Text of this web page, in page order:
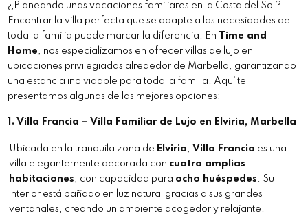
¿Planeando unas vacaciones familiares en la Costa del Sol?
Encontrar la villa perfecta que se adapte a las necesidades de
toda la familia puede marcar la diferencia. En
Time and
Home, nos especializamos en ofrecer villas de lujo en
ubicaciones privilegiadas alrededor de Marbella, garantizando
una estancia inolvidable para toda la familia. Aquí te
presentamos algunas de las mejores opciones:
1. Villa Francia – Villa Familiar de Lujo en Elviria, Marbella
Ubicada en la tranquila zona de Elviria, Villa Francia es una
villa elegantemente decorada con cuatro amplias
habitaciones, con capacidad para ocho huéspedes . Su
interior está bañado en luz natural gracias a sus grandes
ventanales, creando un ambiente acogedor y relajante.